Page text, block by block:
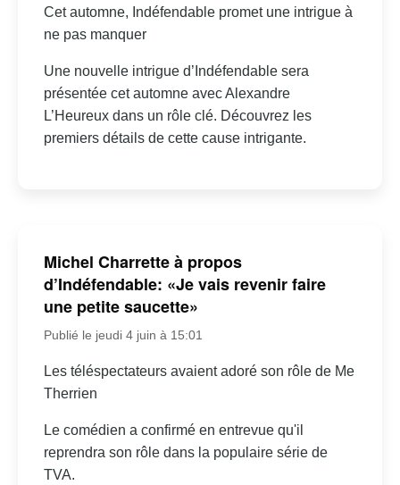
Cet automne, Indéfendable promet une intrigue à
ne pas manquer
Une nouvelle intrigue d’Indéfendable sera
présentée cet automne avec Alexandre
L’Heureux dans un rôle clé. Découvrez les
premiers détails de cette cause intrigante.
Michel Charrette à propos
d’Indéfendable: «Je vais revenir faire
une petite saucette»
Publié le jeudi 4 juin à 15:01
Les téléspectateurs avaient adoré son rôle de Me
Therrien
Le comédien a confirmé en entrevue qu'il
reprendra son rôle dans la populaire série de
TVA.